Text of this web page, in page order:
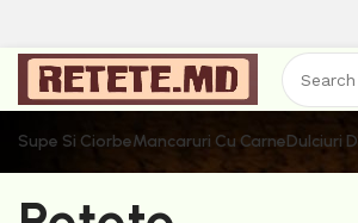
Supe Si CiorbeMancaruri Cu CarneDulciuri